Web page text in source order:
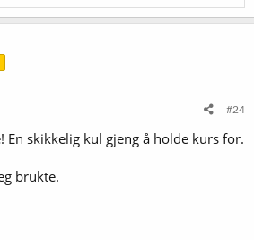
#24
En skikkelig kul gjeng å holde kurs for.
brukte.